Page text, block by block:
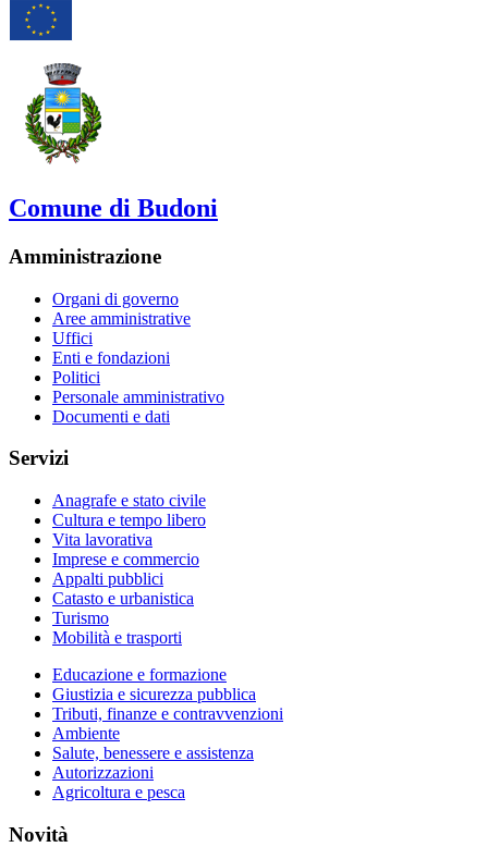
Comune di Budoni
Amministrazione
Organi di governo
Aree amministrative
Uffici
Enti e fondazioni
Politici
Personale amministrativo
Documenti e dati
Servizi
Anagrafe e stato civile
Cultura e tempo libero
Vita lavorativa
Imprese e commercio
Appalti pubblici
Catasto e urbanistica
Turismo
Mobilità e trasporti
Educazione e formazione
Giustizia e sicurezza pubblica
Tributi, finanze e contravvenzioni
Ambiente
Salute, benessere e assistenza
Autorizzazioni
Agricoltura e pesca
Novità